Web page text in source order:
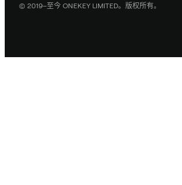
© 2019–至今 ONEKEY LIMITED。版权所有。